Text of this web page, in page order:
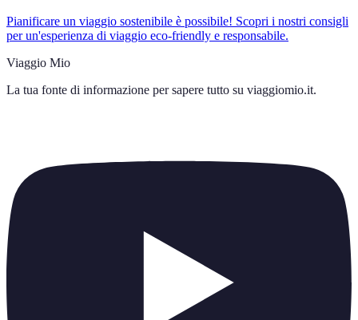
Pianificare un viaggio sostenibile è possibile! Scopri i nostri consigli
per un'esperienza di viaggio eco-friendly e responsabile.
Viaggio Mio
La tua fonte di informazione per sapere tutto su viaggiomio.it.